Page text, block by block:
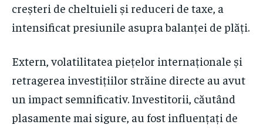
creșteri de cheltuieli și reduceri de taxe, a
intensificat presiunile asupra balanței de plăți.
Extern, volatilitatea piețelor internaționale și
retragerea investițiilor străine directe au avut
un impact semnificativ. Investitorii, căutând
plasamente mai sigure, au fost influențați de